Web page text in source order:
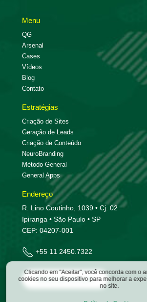
Clicando em "Aceitar", você concorda com o
cookies no seu dispositivo para melhorar a
no site.
Menu
QG
Arsenal
Cases
Vídeos
Blog
Contato
Estratégias
Criação de Sites
Geração de Leads
Criação de Conteúdo
NeuroBranding
Método General
General Apps
Endereço
R. Lino Coutinho, 1039 • Cj. 02
Ipiranga • São Paulo • SP
CEP: 04207-001
+55 11 2450.7322
Entre em contato